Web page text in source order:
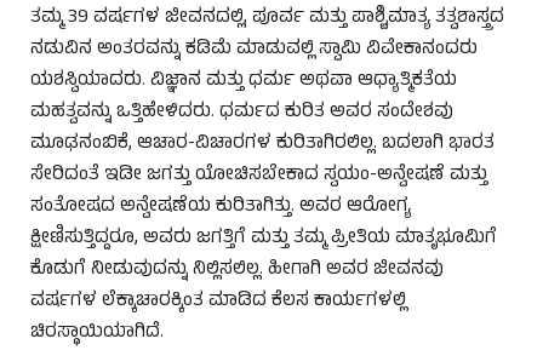
ತಮ್ಮ 39 ವರ್ಷಗಳ ಜೀವನದಲ್ಲಿ, ಪೂರ್ವ ಮತ್ತು ಪಾಶ್ಚಿಮಾತ್ಯ ತತ್ವಶಾಸ್ತ್ರದ
ನಡುವಿನ ಅಂತರವನ್ನು ಕಡಿಮೆ ಮಾಡುವಲ್ಲಿ ಸ್ವಾಮಿ ವಿವೇಕಾನಂದರು
ಯಶಸ್ವಿಯಾದರು. ವಿಜ್ಞಾನ ಮತ್ತು ಧರ್ಮ ಅಥವಾ ಆಧ್ಯಾತ್ಮಿಕತೆಯ
ಮಹತ್ವವನ್ನು ಒತ್ತಿಹೇಳಿದರು. ಧರ್ಮದ ಕುರಿತ ಅವರ ಸಂದೇಶವು
ಮೂಢನಂಬಿಕೆ, ಆಚಾರ-ವಿಚಾರಗಳ ಕುರಿತಾಗಿರಲಿಲ್ಲ. ಬದಲಾಗಿ ಭಾರತ
ಸೇರಿದಂತೆ ಇಡೀ ಜಗತ್ತು ಯೋಚಿಸಬೇಕಾದ ಸ್ವಯಂ-ಅನ್ವೇಷಣೆ ಮತ್ತು
ಸಂತೋಷದ ಅನ್ವೇಷಣೆಯ ಕುರಿತಾಗಿತ್ತು. ಅವರ ಆರೋಗ್ಯ
ಕ್ಷೀಣಿಸುತ್ತಿದ್ದರೂ, ಅವರು ಜಗತ್ತಿಗೆ ಮತ್ತು ತಮ್ಮ ಪ್ರೀತಿಯ ಮಾತೃಭೂಮಿಗೆ
ಕೊಡುಗೆ ನೀಡುವುದನ್ನು ನಿಲ್ಲಿಸಲಿಲ್ಲ. ಹೀಗಾಗಿ ಅವರ ಜೀವನವು
ವರ್ಷಗಳ ಲೆಕ್ಕಾಚಾರಕ್ಕಿಂತ ಮಾಡಿದ ಕೆಲಸ ಕಾರ್ಯಗಳಲ್ಲಿ
ಚಿರಸ್ಥಾಯಿಯಾಗಿದೆ.